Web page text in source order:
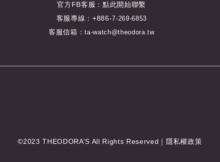
官方FB客服：點此開始聯繫
客服專線：+886-7-269-6853
客服信箱：ta-watch@theodora.tw
©2023 THEODORA’S All Rights Reserved｜ 隱私權政策